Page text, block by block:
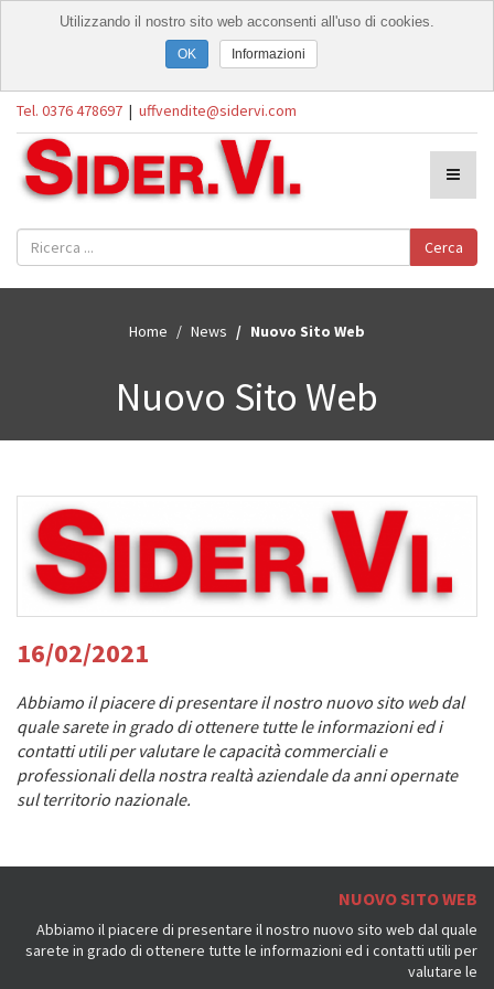
Tel. 0376 478697 | uffvendite@sidervi.com
Cerca
Home News Nuovo Sito Web
Nuovo Sito Web
16/02/2021
Abbiamo il piacere di presentare il nostro nuovo sito web dal
quale sarete in grado di ottenere tutte le informazioni ed i
contatti utili per valutare le capacità commerciali e
professionali della nostra realtà aziendale da anni opernate
sul territorio nazionale.
NUOVO SITO WEB
Abbiamo il piacere di presentare il nostro nuovo sito web dal quale
sarete in grado di ottenere tutte le informazioni ed i contatti utili per
valutare le
Utilizzando il nostro sito web acconsenti all'uso di cookies.
Informazioni